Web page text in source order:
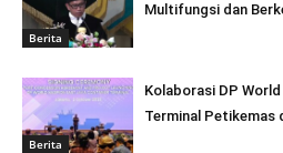
Berita
Multifungsi dan
Berita
Kolaborasi DP
Terminal Petikemas